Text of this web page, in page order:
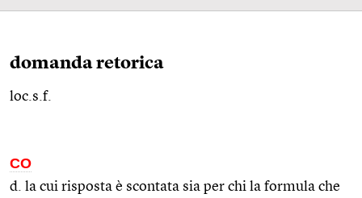
domanda retorica
loc.s.f.
CO
d. la cui risposta è scontata sia per chi la formula che